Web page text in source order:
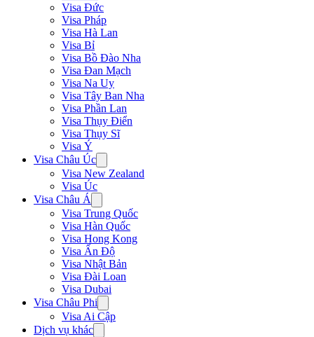
Visa Đức
Visa Pháp
Visa Hà Lan
Visa Bỉ
Visa Bồ Đào Nha
Visa Đan Mạch
Visa Na Uy
Visa Tây Ban Nha
Visa Phần Lan
Visa Thụy Điển
Visa Thụy Sĩ
Visa Ý
Visa Châu Úc
Visa New Zealand
Visa Úc
Visa Châu Á
Visa Trung Quốc
Visa Hàn Quốc
Visa Hong Kong
Visa Ấn Độ
Visa Nhật Bản
Visa Đài Loan
Visa Dubai
Visa Châu Phi
Visa Ai Cập
Dịch vụ khác